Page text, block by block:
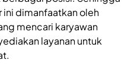
ini dimanfaatkan oleh
mencari karyawan
layanan untuk